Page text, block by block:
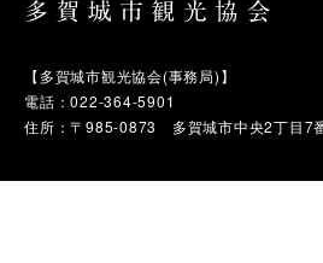
【多賀城市観光協会(事務局)】
電話：022-364-5901
住所：〒985-0873 多賀城市中央2丁目7